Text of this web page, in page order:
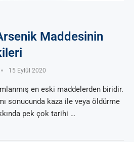
Maddesinin
15 Eylül 2020
en eski maddelerden biridir.
sonucunda kaza ile veya öldürme
pek çok tarihi …